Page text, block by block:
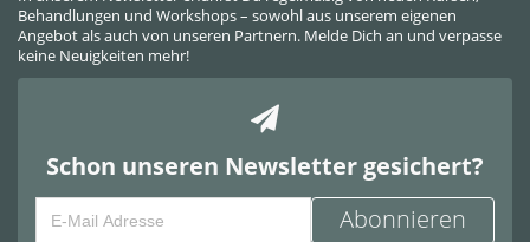
Behandlungen und Workshops – sowohl aus unserem eigenen
Angebot als auch von unseren Partnern. Melde Dich an und verpasse
keine Neuigkeiten mehr!
Schon unseren Newsletter gesichert?
Abonnieren